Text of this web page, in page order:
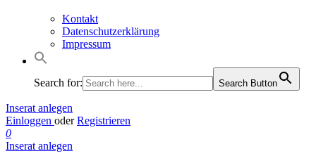
Kontakt
Datenschutzerklärung
Impressum
Search for: Search Button
Inserat anlegen
Einloggen oder Registrieren
0
Inserat anlegen